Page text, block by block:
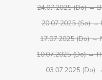
24.07.2025 (Do) →
20.07.2025 (So) →
17.07.2025 (Do) →
10.07.2025 (Do) →
03.07.2025 (Do)